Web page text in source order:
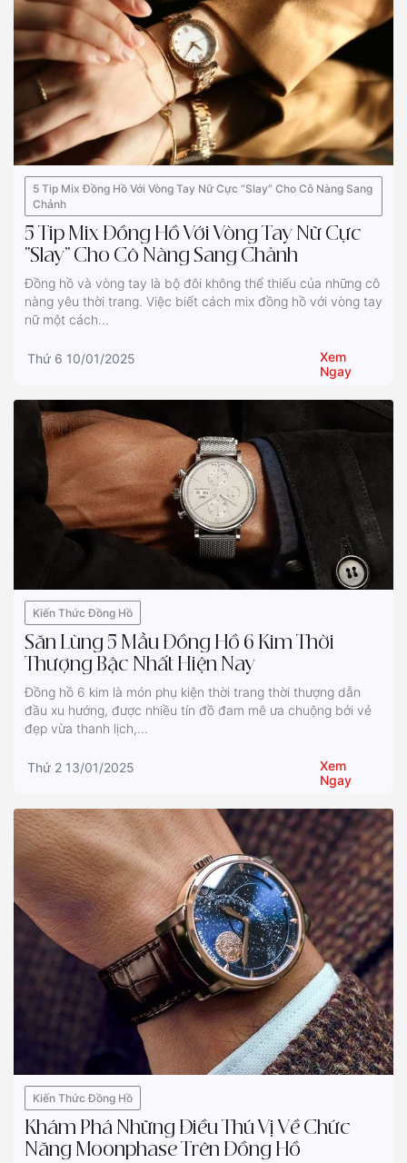
5 Tip Mix Đồng Hồ Với Vòng Tay Nữ Cực “Slay” Cho Cô Nàng Sang
Chảnh
5 Tip Mix Đồng Hồ Với Vòng Tay Nữ Cực
“Slay” Cho Cô Nàng Sang Chảnh
Đồng hồ và vòng tay là bộ đôi không thể thiếu của những cô
nàng yêu thời trang. Việc biết cách mix đồng hồ với vòng tay
nữ một cách...
Thứ 6 10/01/2025
Xem
Ngay
Kiến Thức Đồng Hồ
Săn Lùng 5 Mẫu Đồng Hồ 6 Kim Thời
Thượng Bậc Nhất Hiện Nay
Đồng hồ 6 kim là món phụ kiện thời trang thời thượng dẫn
đầu xu hướng, được nhiều tín đồ đam mê ưa chuộng bởi vẻ
đẹp vừa thanh lịch,...
Thứ 2 13/01/2025
Xem
Ngay
Kiến Thức Đồng Hồ
Khám Phá Những Điều Thú Vị Về Chức
Năng Moonphase Trên Đồng Hồ